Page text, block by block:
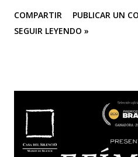
Experimental de las Artes
nueva edición del XIV
Francisco José de Caldas
cuenta con el respaldo de
prestigio como la Universidad
de Hidalgo (México), la
COMPARTIR
PUBLICAR UN
SEGUIR LEYENDO »